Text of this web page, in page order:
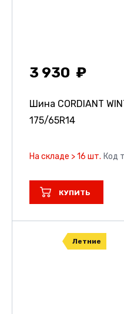
3 930
Шина CORDIANT
175/65R14
На складе > 16 шт. Код
КУПИТЬ
Летние